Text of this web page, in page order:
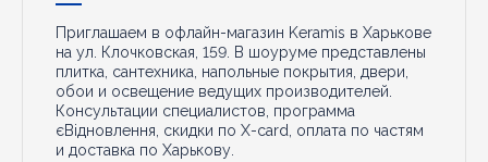
Приглашаем в офлайн-магазин Keramis в Харькове
на ул. Клочковская, 159. В шоуруме представлены
плитка, сантехника, напольные покрытия, двери,
обои и освещение ведущих производителей.
Консультации специалистов, программа
єВідновлення, скидки по X-card, оплата по частям
и доставка по Харькову.